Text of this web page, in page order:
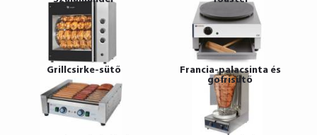
Grillcsirke-sütő
Francia-palacsinta és
gofrisütő